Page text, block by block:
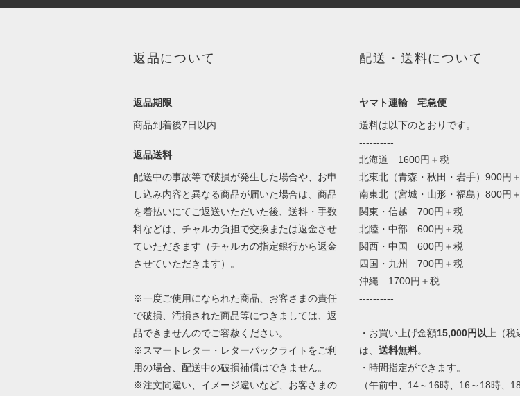
返品について
返品期限
商品到着後7日以内
返品送料
配送中の事故等で破損が発生した場合や、お申
し込み内容と異なる商品が届いた場合は、商品
を着払いにてご返送いただいた後、送料・手数
料などは、チャルカ負担で交換または返金させ
ていただきます（チャルカの指定銀行から返金
させていただきます）。
※一度ご使用になられた商品、お客さまの責任
で破損、汚損された商品等につきましては、返
品できませんのでご容赦ください。
※スマートレター・レターパックライトをご利
用の場合、配送中の破損補償はできません。
※注文間違い、イメージ違いなど、お客さまの
配送・送料について
ヤマト運輸 宅急便
送料は以下のとおりです。
----------
北海道 1600円＋税
北東北（青森・秋田・岩手）900円
南東北（宮城・山形・福島）800円
関東・信越 700円＋税
北陸・中部 600円＋税
関西・中国 600円＋税
四国・九州 700円＋税
沖縄 1700円＋税
----------
・お買い上げ金額15,000円以上 （
は、送料無料。
・時間指定ができます。
（午前中、14～16時、16～18時、